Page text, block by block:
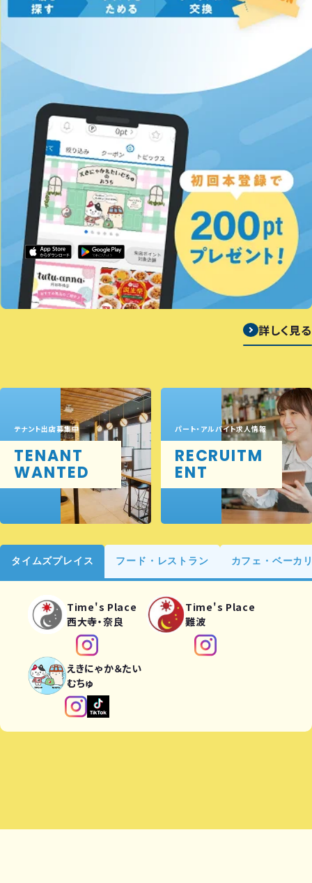
詳しく見る
テナント出店募集中
TENANT
WANTED
パート・アルバイト求人情報
RECRUITM
ENT
タイムズプレイス フード・レストラン カフェ・ベーカ
Time's Place
西大寺・奈良
Time's Place
難波
えきにゃか＆たい
むちゅ